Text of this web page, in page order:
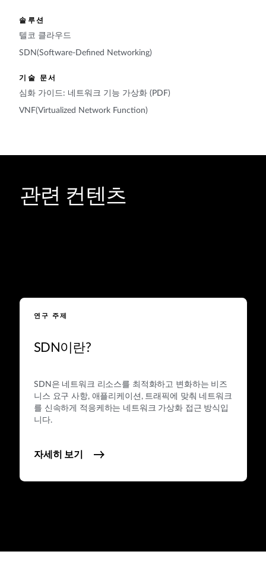
솔루션
텔코 클라우드
SDN(Software-Defined Networking)
기술 문서
심화 가이드: 네트워크 기능 가상화 (PDF)
VNF(Virtualized Network Function)
관련 컨텐츠
연구 주제
SDN이란?
SDN은 네트워크 리소스를 최적화하고 변화하는 비즈
니스 요구 사항, 애플리케이션, 트래픽에 맞춰 네트워크
를 신속하게 적응케하는 네트워크 가상화 접근 방식입
니다.
자세히 보기